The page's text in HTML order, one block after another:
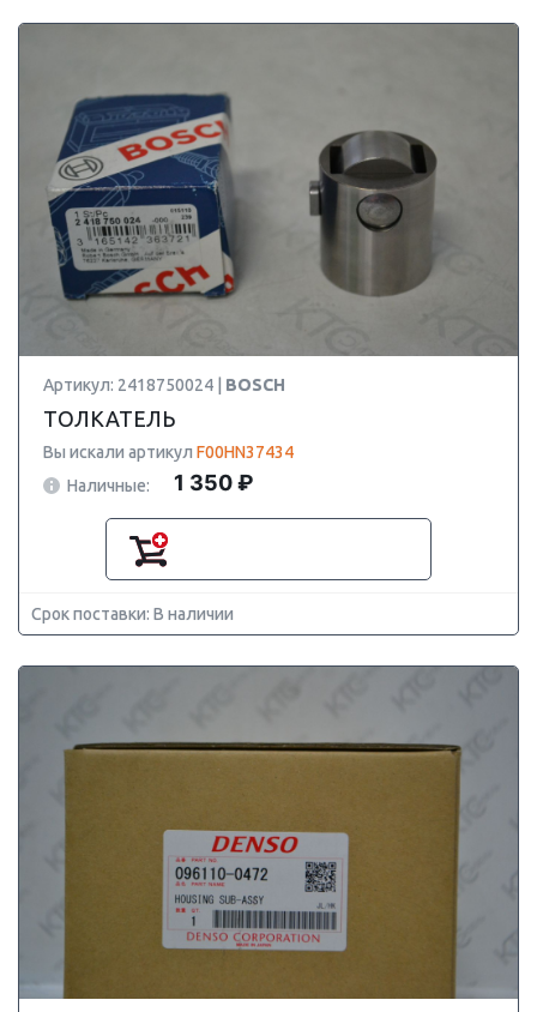
Артикул: 2418750024 | BOSCH
ТОЛКАТЕЛЬ
Вы искали артикул F00HN37434
Наличные:
1 350 ₽
Срок поставки: В наличии